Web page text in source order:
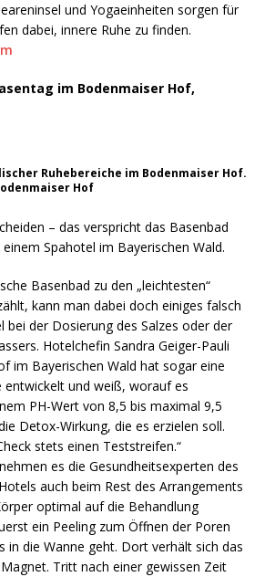
und Yogaeinheiten sorgen für
dabei, innere Ruhe zu finden.
im Bodenmaiser Hof,
Ruhebereiche im Bodenmaiser Hof.
Hof
– das verspricht das Basenbad
Spahotel im Bayerischen Wald.
Basenbad zu den „leichtesten“
kann man dabei doch einiges falsch
bei der Dosierung des Salzes oder der
Hotelchefin Sandra Geiger-Pauli
im Bayerischen Wald hat sogar eine
entwickelt und weiß, worauf es
PH-Wert von 8,5 bis maximal 9,5
Detox-Wirkung, die es erzielen soll.
stets einen Teststreifen.“
es die Gesundheitsexperten des
auch beim Rest des Arrangements
optimal auf die Behandlung
ein Peeling zum Öffnen der Poren
in die Wanne geht. Dort verhält sich das
Tritt nach einer gewissen Zeit